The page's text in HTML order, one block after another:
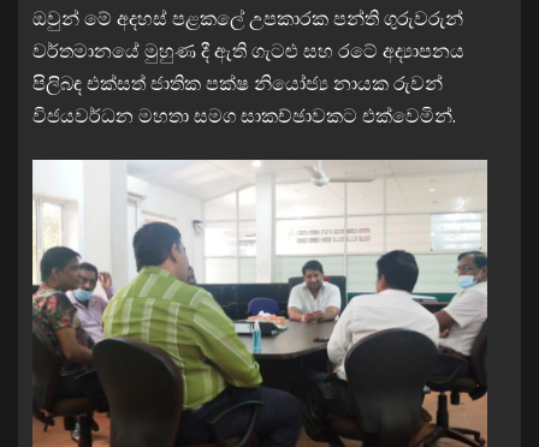
ඔවුන් මේ අදහස් පළකලේ උපකාරක පන්ති ගුරුවරුන්
වර්තමානයේ මුහුණ දී ඇති ගැටළු සහ රටේ අද්‍යාපනය
පිලිබඳ එක්සත් ජාතික පක්ෂ නියෝජ්‍ය නායක රුවන්
විජයවර්ධන මහතා සමග සාකච්ඡාවකට එක්වෙමින්.